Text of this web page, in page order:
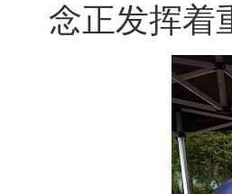
念正发挥着